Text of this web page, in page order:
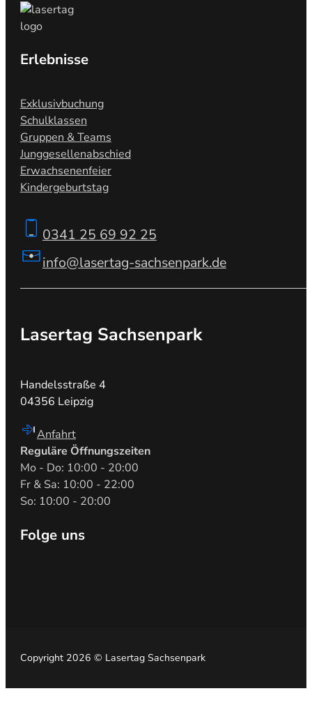
Erlebnisse
Exklusivbuchung
Schulklassen
Gruppen & Teams
Junggesellenabschied
Erwachsenenfeier
Kindergeburtstag
0341 25 69 92 25
info@lasertag-sachsenpark.de
Lasertag Sachsenpark
Handelsstraße 4
04356 Leipzig
Anfahrt
Reguläre Öffnungszeiten
Mo - Do: 10:00 - 20:00
Fr & Sa: 10:00 - 22:00
So: 10:00 - 20:00
Folge uns
Copyright 2026 © Lasertag Sachsenpark